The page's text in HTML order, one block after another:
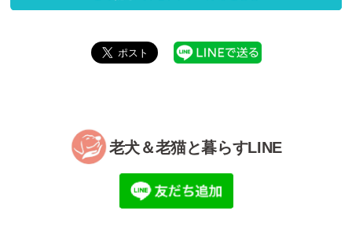
老犬＆老猫と暮らすLINE